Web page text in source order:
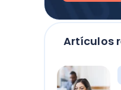
Artículos